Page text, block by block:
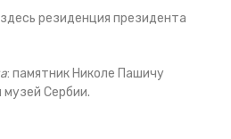
резиденция президента
: памятник Николе Пашичу
Сербии.